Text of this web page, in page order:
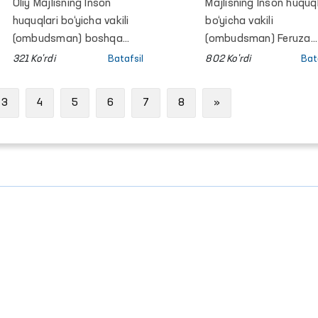
tarqatilmoqda
Oliy Majlisning Inson
huquqlari bo‘yicha vakili
(ombudsman) boshqa
tashkilot bilan
321 Ko'rdi Batafsil
qilmoqda?
Majlisning Inson
bo‘yicha vakili
(ombudsman) Feruza
Eshmatovaning
802 Ko'rdi
3 4 5 6 7 8 »